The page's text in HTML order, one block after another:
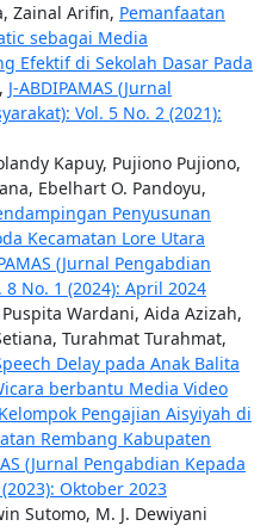
Zainal Arifin, Pemanfaatan
sebagai Media
Efektif di Sekolah Dasar Pada
, J-ABDIPAMAS (Jurnal
Vol. 5 No. 2 (2021):
Kapuy, Pujiono Pujiono,
Ebelhart O. Pandoyu,
Penyusunan
Kecamatan Lore Utara
(Jurnal Pengabdian
No. 1 (2024): April 2024
Wardani, Aida Azizah,
Turahmat Turahmat,
Delay pada Anak Balita
berbantu Media Video
Pengajian Aisyiyah di
Rembang Kabupaten
(Jurnal Pengabdian Kepada
Oktober 2023
Sutomo, M. J. Dewiyani